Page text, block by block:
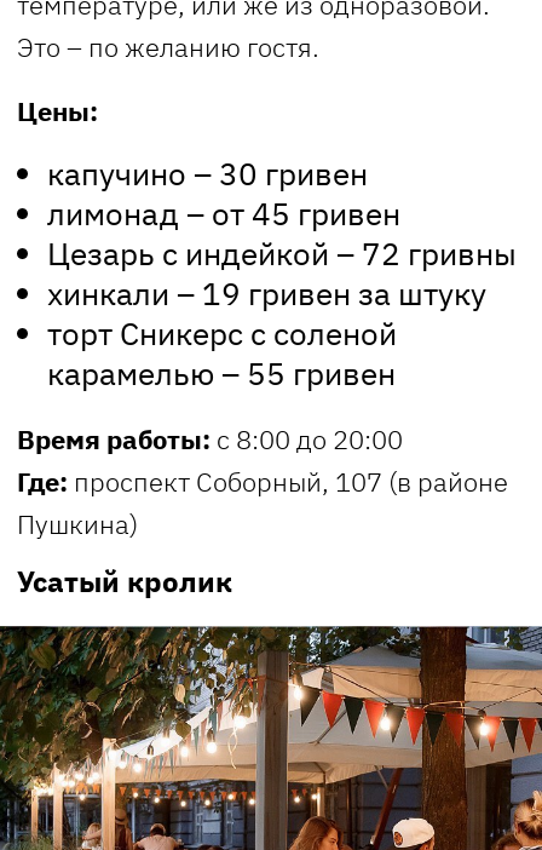
Это – по желанию гостя.
Цены:
капучино – 30 гривен
лимонад – от 45 гривен
Цезарь с индейкой – 72 гривны
хинкали – 19 гривен за штуку
торт Сникерс с соленой
карамелью – 55 гривен
Время работы: с 8:00 до 20:00
Где: проспект Соборный, 107 (в районе
Пушкина)
Усатый кролик